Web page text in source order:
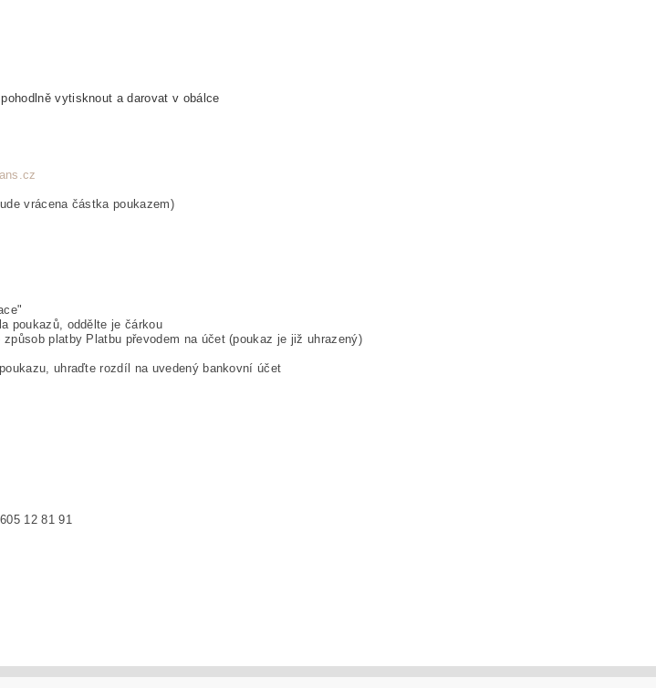
vytisknout a darovat v obálce
vrácena částka poukazem)
poukazů, oddělte je čárkou
platby Platbu převodem na účet (poukaz je již uhrazený)
uhraďte rozdíl na uvedený bankovní účet
12 81 91